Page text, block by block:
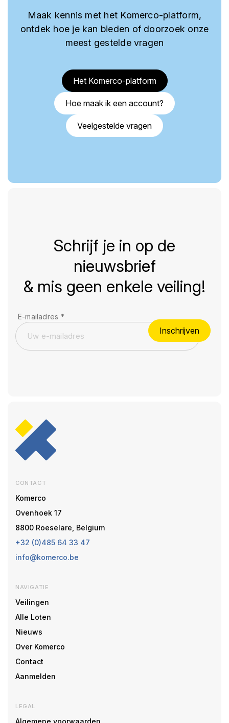
Maak kennis met het Komerco-platform,
ontdek hoe je kan bieden of doorzoek onze
meest gestelde vragen
Het Komerco-platform
Hoe maak ik een account?
Veelgestelde vragen
Schrijf je in op de
nieuwsbrief
& mis geen enkele veiling!
E-mailadres *
Inschrijven
CONTACT
Komerco
Ovenhoek 17
8800 Roeselare, Belgium
+32 (0)485 64 33 47
info@komerco.be
NAVIGATIE
Veilingen
Alle Loten
Nieuws
Over Komerco
Contact
Aanmelden
LEGAL
Algemene voorwaarden